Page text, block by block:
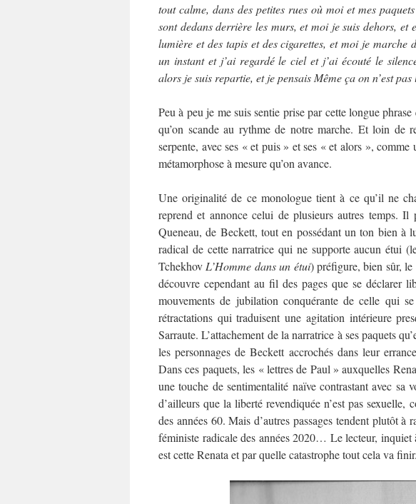
tout calme, dans des petites rues où moi et mes
sont dedans derrière les murs, et moi je suis dehors, et
lumière et des tapis et des cigarettes, et moi je
un instant et j’ai regardé le ciel et j’ai écouté le
alors je suis repartie, et je pensais Même ça on n’est
Peu à peu je me suis sentie prise par cette longue
qu’on scande au rythme de notre marche. Et loin de
serpente, avec ses « et puis » et ses « et alors »,
métamorphose à mesure qu’on avance.
Une originalité de ce monologue tient à ce qu’il ne
reprend et annonce celui de plusieurs autres temps.
Queneau, de Beckett, tout en possédant un ton bien à
radical de cette narratrice qui ne supporte aucun étui
Tchekhov L’Homme dans un étui) préfigure, bien sûr,
découvre cependant au fil des pages que se déclarer
mouvements de jubilation conquérante de celle qui
rétractations qui traduisent une agitation intérieure
Sarraute. L’attachement de la narratrice à ses paquets
les personnages de Beckett accrochés dans leur
Dans ces paquets, les « lettres de Paul » auxquelles
une touche de sentimentalité naïve contrastant avec sa
d’ailleurs que la liberté revendiquée n’est pas
des années 60. Mais d’autres passages tendent plutôt à
féministe radicale des années 2020… Le lecteur, inquiet
est cette Renata et par quelle catastrophe tout cela va finir.